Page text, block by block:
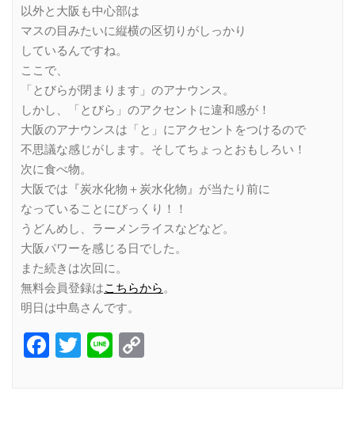
以外と大阪も中心部は
マスの目みたいに縦横の区切りがしっかり
しているんですね。
ここで、
「とびらが閉まります」のアナウンス。
しかし、「とびら」のアクセントに違和感が！
大阪のアナウンスは「と」にアクセントをつけるので
不思議な感じがします。そしてちょっとおもしろい！
次に食べ物。
大阪では『炭水化物＋炭水化物』が当たり前に
なっていることにびっくり！！
うどんめし、ラーメンライスなどなど。
大阪パワーを感じる日でした。
また続きは次回に。
無料会員登録はこちらから。
明日は中島さんです。
Facebook
Twitter
Line